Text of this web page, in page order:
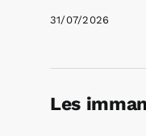
31/07/2026
Les